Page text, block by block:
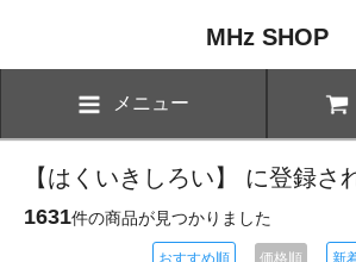
MHz SHOP
メニュー
【はくいきしろい】 に登録さ
1631件の商品が見つかりました
おすすめ順 価格順 新